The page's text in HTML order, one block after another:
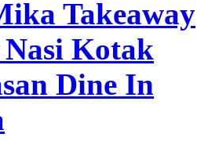
Takeaway
Kotak
Dine In